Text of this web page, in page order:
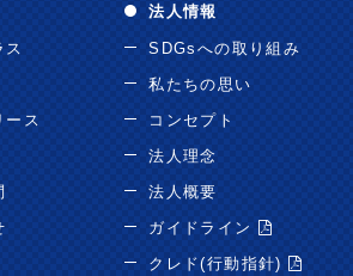
ス
ース
法人情報
SDGsへの取り組み
私たちの思い
コンセプト
法人理念
法人概要
ガイドライン
クレド(行動指針)